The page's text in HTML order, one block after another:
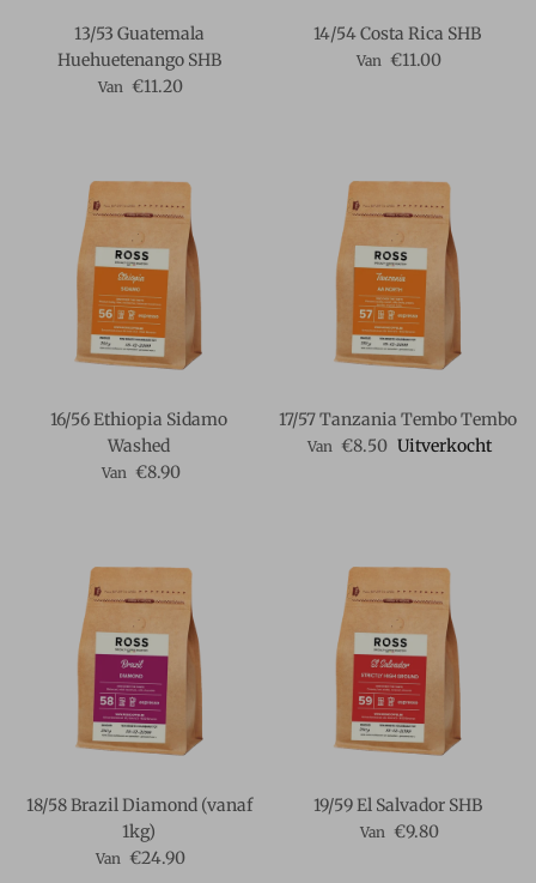
13/53 Guatemala
Huehuetenango SHB
Reguliere prijs
Van €11.20
14/54 Costa Rica SHB
Reguliere prijs
Van €11.00
16/56 Ethiopia Sidamo
Washed
Reguliere prijs
Van €8.90
17/57 Tanzania Tembo Tembo
Reguliere prijs
Van €8.50 Uitverkocht
18/58 Brazil Diamond (vanaf
1kg)
Reguliere prijs
Van €24.90
19/59 El Salvador SHB
Reguliere prijs
Van €9.80